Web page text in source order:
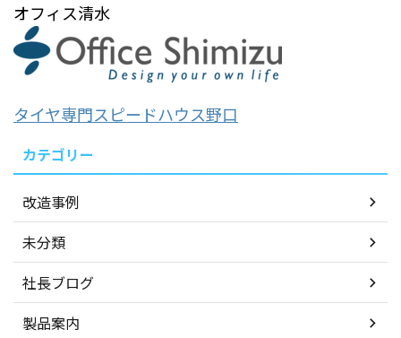
オフィス清水
タイヤ専門スピードハウス野口
カテゴリー
改造事例
未分類
社長ブログ
製品案内